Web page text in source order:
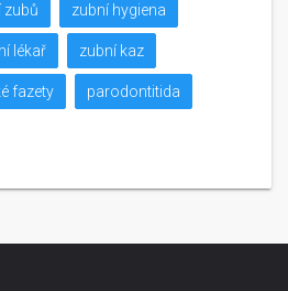
zubů zubní hygiena
lékař zubní kaz
fazety parodontitida